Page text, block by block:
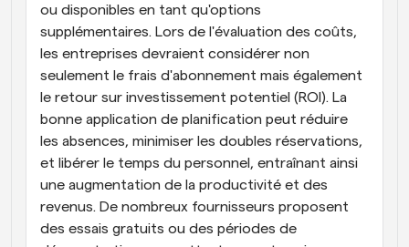
ou disponibles en tant qu'options
supplémentaires. Lors de l'évaluation des coûts,
les entreprises devraient considérer non
seulement le frais d'abonnement mais également
le retour sur investissement potentiel (ROI). La
bonne application de planification peut réduire
les absences, minimiser les doubles réservations,
et libérer le temps du personnel, entraînant ainsi
une augmentation de la productivité et des
revenus. De nombreux fournisseurs proposent
des essais gratuits ou des périodes de